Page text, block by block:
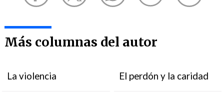
Más columnas del autor
La violencia El perdón y la caridad